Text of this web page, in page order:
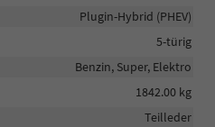
Plugin-Hybrid (PHEV)
5-türig
Benzin, Super, Elektro
1842.00 kg
Teilleder